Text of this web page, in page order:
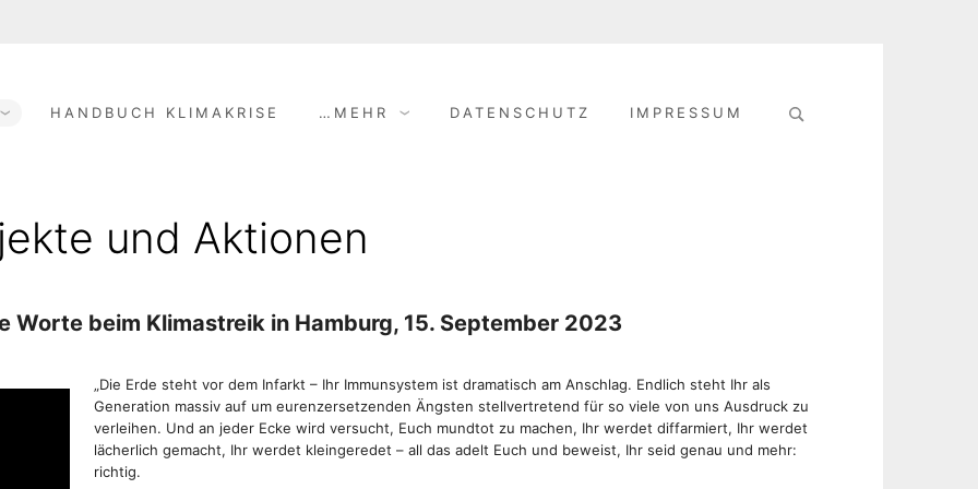
HANDBUCH KLIMAKRISE …MEHR DATENSCHUTZ IMPRESSUM
for:
und Aktionen
Worte beim Klimastreik in Hamburg, 15. September 2023
„Die Erde steht vor dem Infarkt – Ihr Immunsystem ist dramatisch am Anschlag. Endlich steht Ihr als
Generation massiv auf um eurenzersetzenden Ängsten stellvertretend für so viele von uns Ausdruck zu
verleihen. Und an jeder Ecke wird versucht, Euch mundtot zu machen, Ihr werdet diffarmiert, Ihr werdet
lächerlich gemacht, Ihr werdet kleingeredet – all das adelt Euch und beweist, Ihr seid genau und mehr:
richtig.